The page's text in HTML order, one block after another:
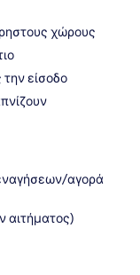
χώρους
είσοδο
αγορά
αιτήματος)